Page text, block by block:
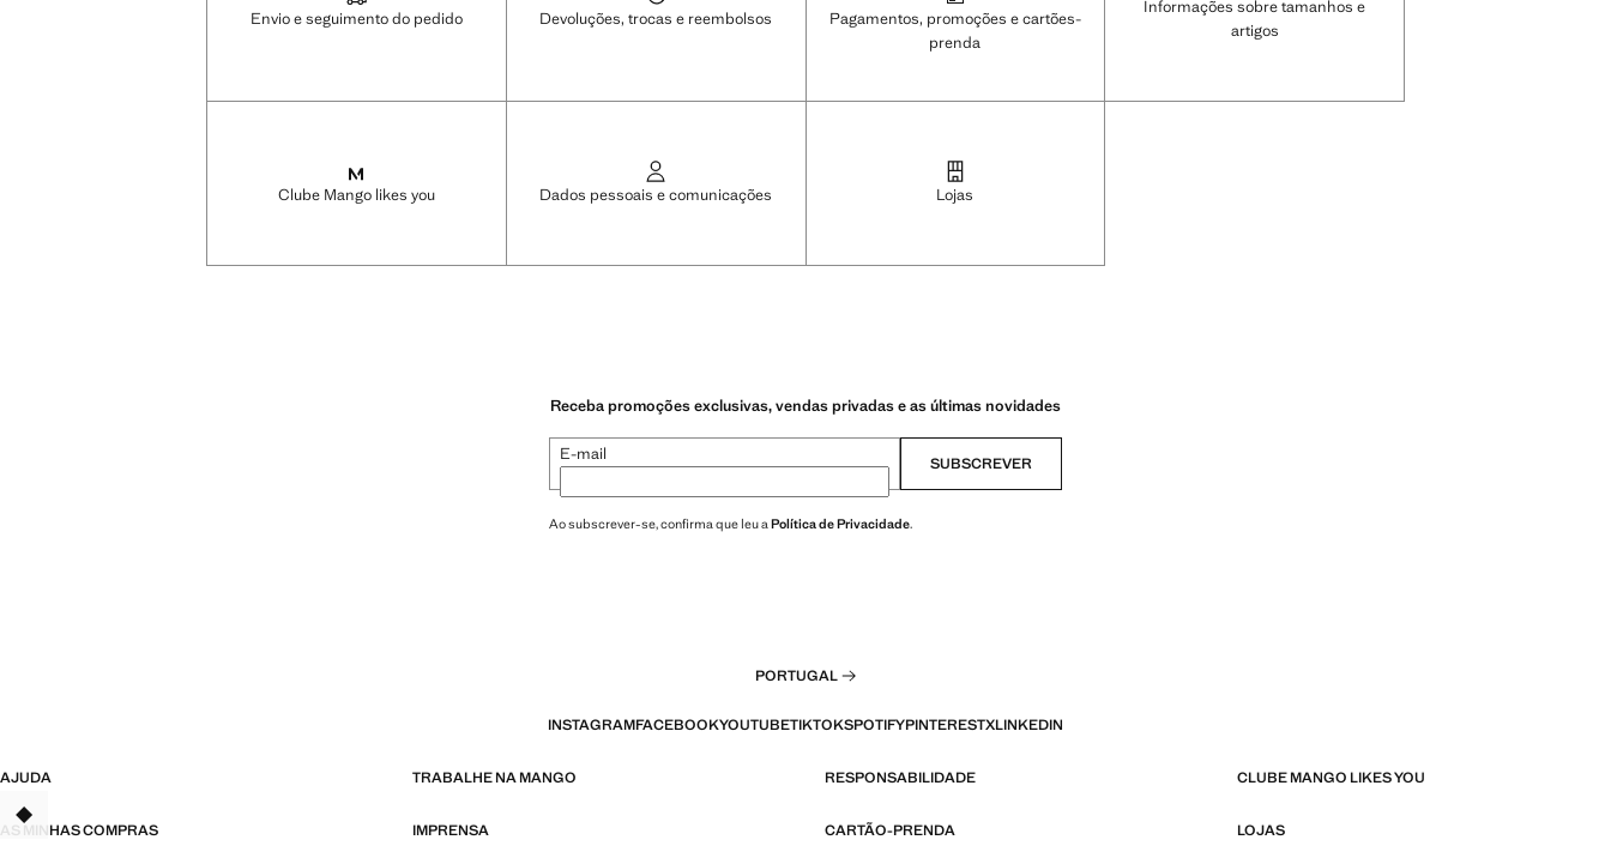
Envio e seguimento do pedido Devoluções, trocas e reembolsos
Pagamentos, promoções e cartões-
prenda
Informações sobre tamanhos e
artigos
Clube Mango likes you Dados pessoais e comunicações Lojas
Receba promoções exclusivas, vendas privadas e as últimas novidades
E-mail SUBSCREVER
Ao subscrever-se, confirma que leu a Política de Privacidade.
PORTUGAL
INSTAGRAMFACEBOOKYOUTUBETIKTOKSPOTIFYPINTERESTXLINKEDIN
AJUDA TRABALHE NA MANGO RESPONSABILIDADE CLUBE MANGO LIKES YOU
AS MINHAS COMPRAS IMPRENSA CARTÃO-PRENDA LOJAS